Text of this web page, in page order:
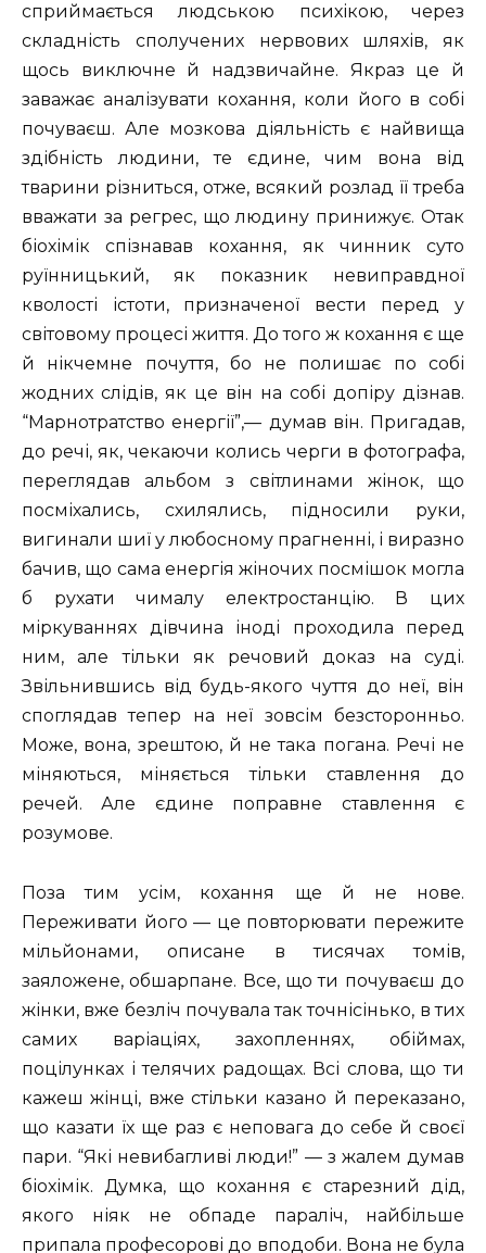
сприймається людською психікою, через
складність сполучених нервових шляхів, як
щось виключне й надзвичайне. Якраз це й
заважає аналізувати кохання, коли його в собі
почуваєш. Але мозкова діяльність є найвища
здібність людини, те єдине, чим вона від
тварини різниться, отже, всякий розлад її треба
вважати за регрес, що людину принижує. Отак
біохімік спізнавав кохання, як чинник суто
руїнницький, як показник невиправдної
кволості істоти, призначеної вести перед у
світовому процесі життя. До того ж кохання є ще
й нікчемне почуття, бо не полишає по собі
жодних слідів, як це він на собі допіру дізнав.
“Марнотратство енергії”,— думав він. Пригадав,
до речі, як, чекаючи колись черги в фотографа,
переглядав альбом з світлинами жінок, що
посміхались, схилялись, підносили руки,
вигинали шиї у любосному прагненні, і виразно
бачив, що сама енергія жіночих посмішок могла
б рухати чималу електростанцію. В цих
міркуваннях дівчина іноді проходила перед
ним, але тільки як речовий доказ на суді.
Звільнившись від будь-якого чуття до неї, він
споглядав тепер на неї зовсім безсторонньо.
Може, вона, зрештою, й не така погана. Речі не
міняються, міняється тільки ставлення до
речей. Але єдине поправне ставлення є
розумове.
Поза тим усім, кохання ще й не нове.
Переживати його — це повторювати пережите
мільйонами, описане в тисячах томів,
заяложене, обшарпане. Все, що ти почуваєш до
жінки, вже безліч почувала так точнісінько, в тих
самих варіаціях, захопленнях, обіймах,
поцілунках і телячих радощах. Всі слова, що ти
кажеш жінці, вже стільки казано й переказано,
що казати їх ще раз є неповага до себе й своєї
пари. “Які невибагливі люди!” — з жалем думав
біохімік. Думка, що кохання є старезний дід,
якого ніяк не обпаде параліч, найбільше
припала професорові до вподоби. Вона не була